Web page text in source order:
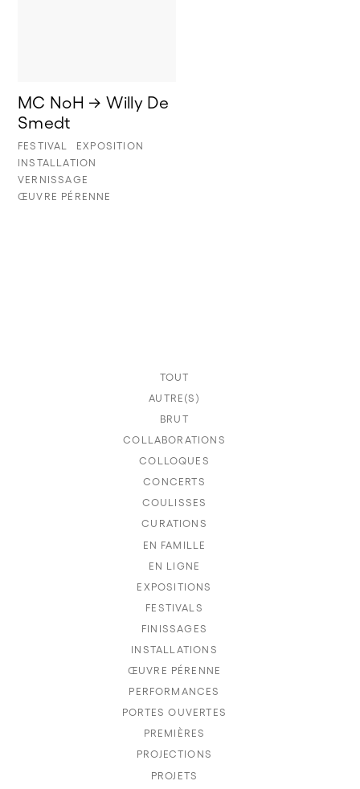
MC NoH → Willy De
Smedt
FESTIVAL
EXPOSITION
INSTALLATION
VERNISSAGE
ŒUVRE PÉRENNE
TOUT
AUTRE(S)
BRUT
COLLABORATIONS
COLLOQUES
CONCERTS
COULISSES
CURATIONS
EN FAMILLE
EN LIGNE
EXPOSITIONS
FESTIVALS
FINISSAGES
INSTALLATIONS
ŒUVRE PÉRENNE
PERFORMANCES
PORTES OUVERTES
PREMIÈRES
PROJECTIONS
PROJETS